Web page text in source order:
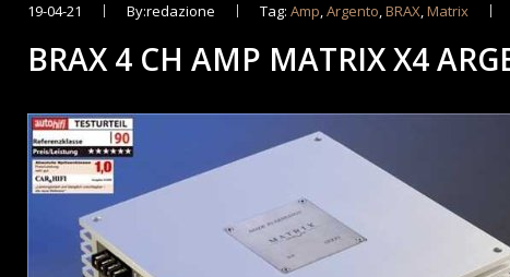
19-04-21 By:redazione Tag:Amp,Argento,BRAX,Matrix
BRAX 4 CH AMP MATRIX X4